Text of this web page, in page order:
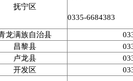
抚宁区
0335-6684383
龙满族自治县
昌黎县
卢龙县
开发区